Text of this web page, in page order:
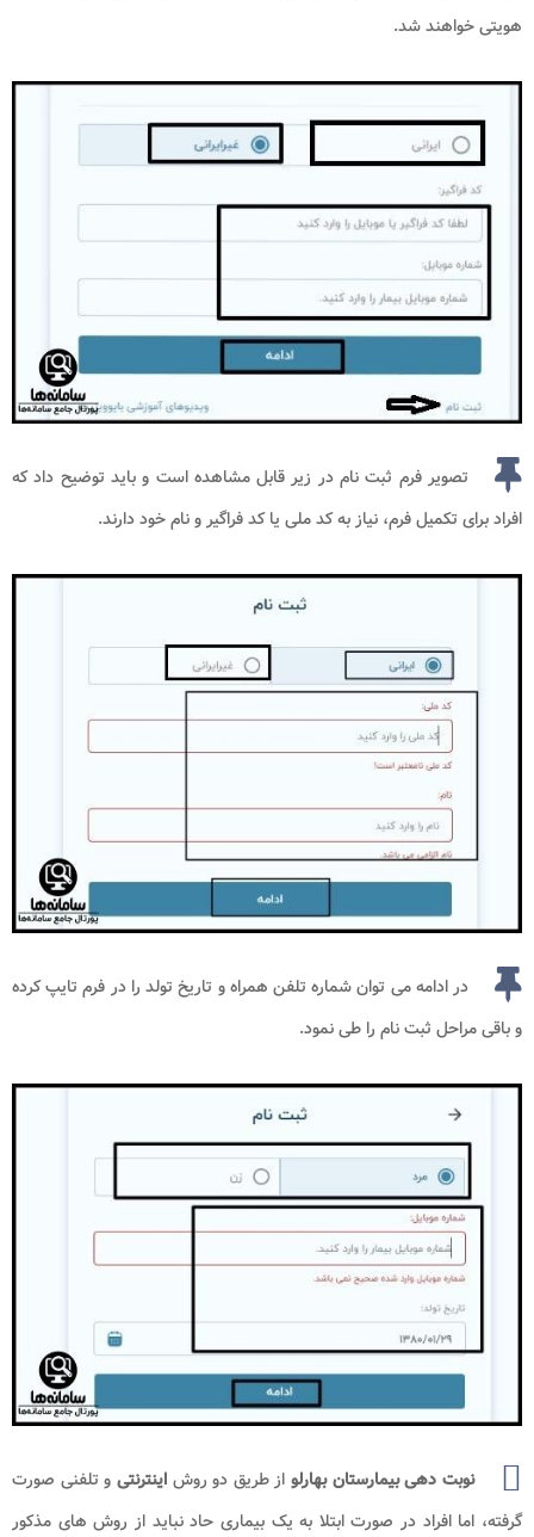
هویتی خواهند شد.
تصویر فرم ثبت نام در زیر قابل مشاهده است و باید توضیح داد که
افراد برای تکمیل فرم، نیاز به کد ملی یا کد فراگیر و نام خود دارند.
در ادامه می توان شماره تلفن همراه و تاریخ تولد را در فرم تایپ کرده
و باقی مراحل ثبت نام را طی نمود.
نوبت دهی بیمارستان بهارلواز طریق دو روشاینترنتی و تلفنی صورت
گرفته، اما افراد در صورت ابتلا به یک بیماری حاد نباید از روش های مذکور